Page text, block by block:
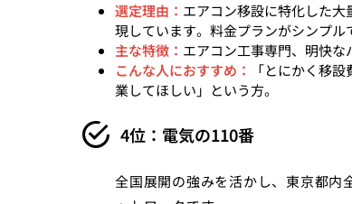
選定理由： エアコン移設に特化した
現しています。料金プランがシンプル
主な特徴： エアコン工事専門、明快な
こんな人におすすめ：
「とにかく移
業してほしい」という方。
4位：電気の110番
全国展開の強みを活かし、東京都内